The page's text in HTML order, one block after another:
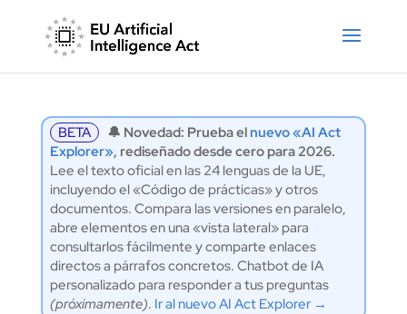
BETA 🔔 Novedad: Prueba elnuevo «AI Act
Explorer», rediseñado desde cero para 2026.
Lee el texto oficial en las 24 lenguas de la UE,
incluyendo el «Código de prácticas» y otros
documentos. Compara las versiones en paralelo,
abre elementos en una «vista lateral» para
consultarlos fácilmente y comparte enlaces
directos a párrafos concretos. Chatbot de IA
personalizado para responder a tus preguntas
(próximamente). Ir al nuevo AI Act Explorer →